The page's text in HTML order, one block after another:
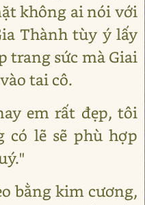
không ai nói với
Thành tùy ý lấy
trang sức mà Giai
tai cô.
em rất đẹp, tôi
có lẽ sẽ phù hợp
bằng kim cương,